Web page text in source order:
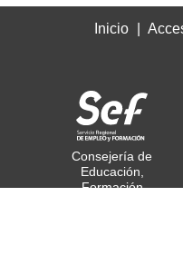
Inicio
Consejería de
Educación,
Formación